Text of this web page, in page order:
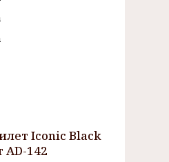
Iconic Black
AD-142